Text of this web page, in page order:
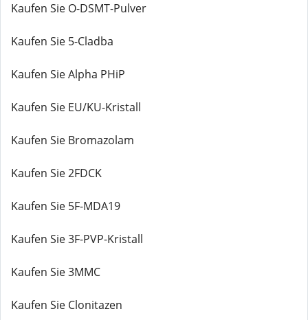
Kaufen Sie O-DSMT-Pulver
Kaufen Sie 5-Cladba
Kaufen Sie Alpha PHiP
Kaufen Sie EU/KU-Kristall
Kaufen Sie Bromazolam
Kaufen Sie 2FDCK
Kaufen Sie 5F-MDA19
Kaufen Sie 3F-PVP-Kristall
Kaufen Sie 3MMC
Kaufen Sie Clonitazen